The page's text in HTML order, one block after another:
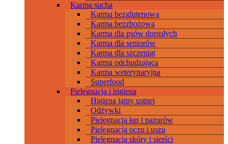
Karma sucha
Karma bezglutenowa
Karma bezzbożowa
Karma dla psów dorosłych
Karma dla seniorów
Karma dla szczeniąt
Karma odchudzająca
Karma weterynaryjna
Superfood
Pielęgnacja i higiena
Higiena jamy ustnej
Odżywki
Pielęgnacja łap i pazurów
Pielęgnacja oczu i uszu
Pielęgnacja skóry i sierści